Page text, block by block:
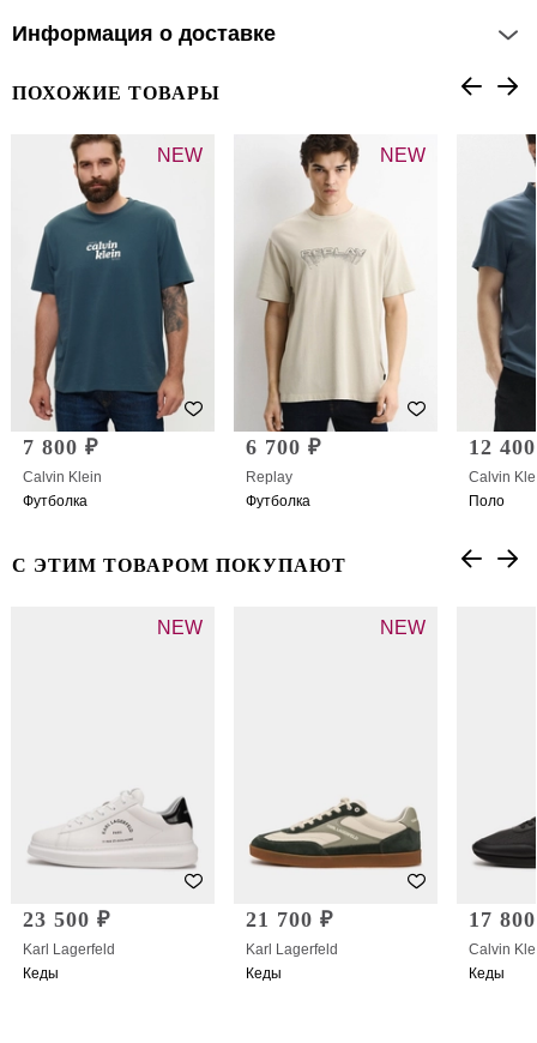
Информация о доставке
ПОХОЖИЕ ТОВАРЫ
NEW
7 800 ₽
Calvin Klein
Футболка
NEW
6 700 ₽
Replay
Футболка
12
Calvin
Поло
С ЭТИМ ТОВАРОМ ПОКУПАЮТ
NEW
23 500 ₽
Karl Lagerfeld
Кеды
NEW
21 700 ₽
Karl Lagerfeld
Кеды
17
Calvin
Кеды